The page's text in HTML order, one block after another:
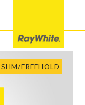
SHM/FREEHOLD